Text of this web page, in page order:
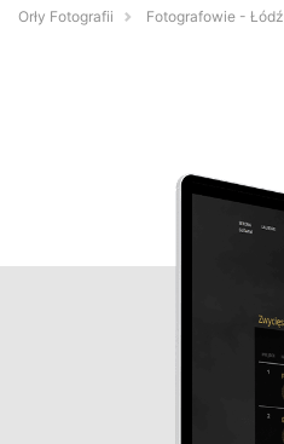
Orły Fotografii Fotografowie - Łódź